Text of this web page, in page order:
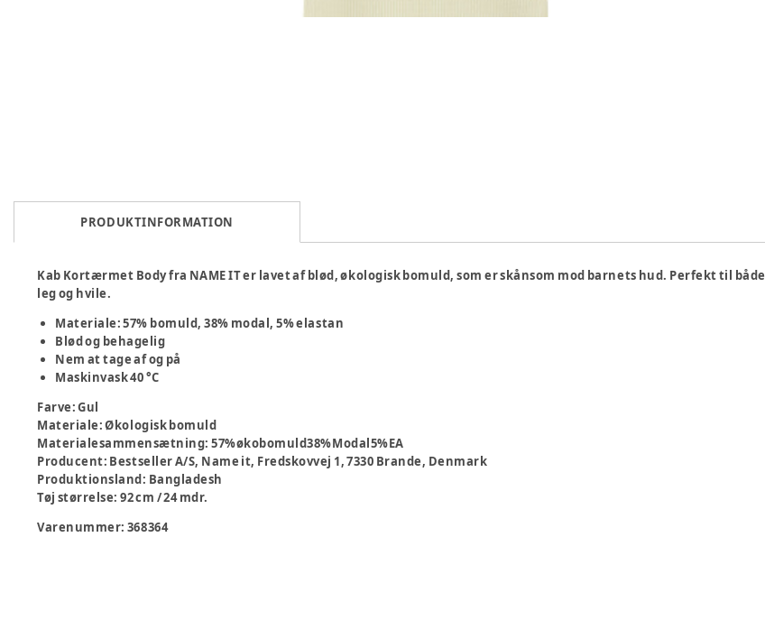
PRODUKTINFORMATION
Kab Kortærmet Body fra NAME IT er lavet af blød, økologisk bomuld, som er skånsom mod barnets hud. Perfekt til både
leg og hvile.
Materiale: 57% bomuld, 38% modal, 5% elastan
Blød og behagelig
Nem at tage af og på
Maskinvask 40 °C
Farve:Gul
Materiale:Økologisk bomuld
Materialesammensætning:57%økobomuld38%Modal5%EA
Producent: Bestseller A/S, Name it, Fredskovvej 1, 7330 Brande, Denmark
Produktionsland: Bangladesh
Tøj størrelse:92 cm / 24 mdr.
Varenummer: 368364